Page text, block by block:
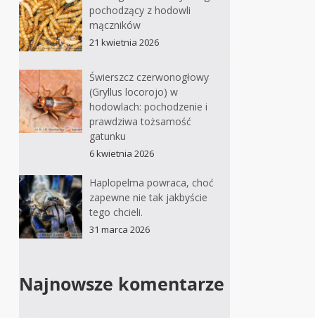
pochodzący z hodowli
mączników
21 kwietnia 2026
Świerszcz czerwonogłowy
(Gryllus locorojo) w
hodowlach: pochodzenie i
prawdziwa tożsamość
gatunku
6 kwietnia 2026
Haplopelma powraca, choć
zapewne nie tak jakbyście
tego chcieli.
31 marca 2026
Najnowsze komentarze